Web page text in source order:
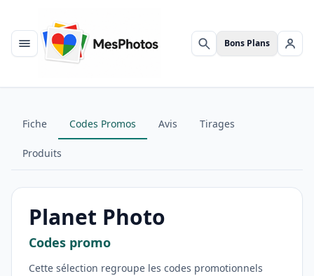
Menu Rechercher
Bons Plans Se
Fiche Codes Promos Avis Tirages
Produits
Planet Photo
Codes promo
Cette sélection regroupe les codes promotionnels